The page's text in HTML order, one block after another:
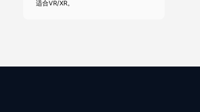
适合VR/XR。